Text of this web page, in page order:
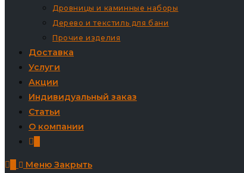
Дровницы и каминные наборы
Дерево и текстиль для бани
Прочие изделия
Доставка
Услуги
Акции
Индивидуальный заказ
Статьи
О компании
Меню Закрыть